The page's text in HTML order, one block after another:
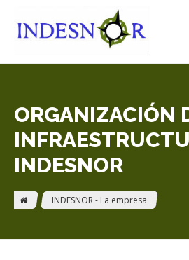
ORGANIZACIÓN
INDESNOR
INDESNOR - La empresa